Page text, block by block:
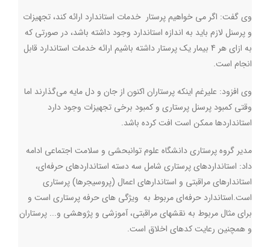
وی گفت: اگر می خواهیم پرستار خدمات استاندارد ارائه کند، تجهیزات
و پرسنل لازم باید به اندازه استاندارد وجود داشته باشد، در صورتی که
به ازای هر 4 بیمار یک پرستار داشته باشیم ارائه خدمات استاندارد قابل
انجام است.
وی افزود: علیرغم اینکه پرستاران اکنون از جان و دل مایه می‌گذارند اما
وقتی کمبود پرسنل پرستاری و کمبود برخی تجهیزات وجود دارد
استانداردها ممکن است افت کرده باشد.
مدیر گروه پرستاری دانشگاه علوم توانبحشی و سلامت اجتماعی ادامه
داد: استانداردهای پرستاری شامل سه دسته استانداردهای حرفه‌ای،‌
استاندارهای مراقبتی و استاندارهای اعمال (پروسیجرها) پرستاری
است.استاندارد حرفه‌ای مربوط به ویژگی های حرفه پرستاری است و
برای مثال مربوط به نقشهای مراقبتی، آموزشی و پژوهشی و... پرستاران
و همچنین رعایت کدهای اخلاق است.